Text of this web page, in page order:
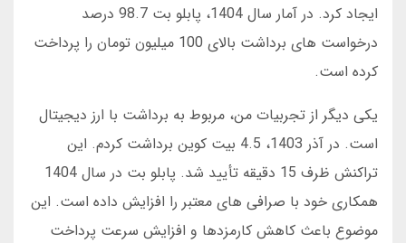
ایجاد کرد. در آمار سال 1404، پابلو بت 98.7 درصد
درخواست های برداشت بالای 100 میلیون تومان را پرداخت
کرده است.
یکی دیگر از تجربیات من، مربوط به برداشت با ارز دیجیتال
است. در آذر 1403، 4.5 بیت کوین برداشت کردم. این
تراکنش ظرف 15 دقیقه تأیید شد. پابلو بت در سال 1404
همکاری خود با صرافی های معتبر را افزایش داده است. این
موضوع باعث کاهش کارمزدها و افزایش سرعت پرداخت